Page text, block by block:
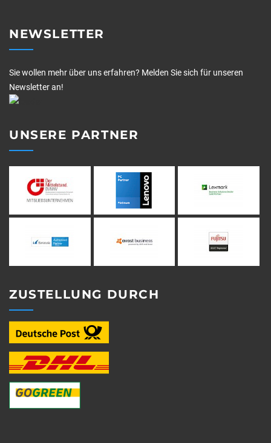
NEWSLETTER
Sie wollen mehr über uns erfahren? Melden Sie sich für unseren
Newsletter an!
UNSERE PARTNER
ZUSTELLUNG DURCH